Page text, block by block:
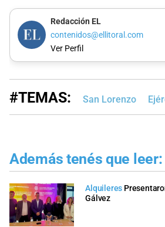
Redacción EL
contenidos@ellitoral.com
Ver Perfil
#TEMAS: San Lorenzo
Además tenés que leer:
Alquileres
Gálvez